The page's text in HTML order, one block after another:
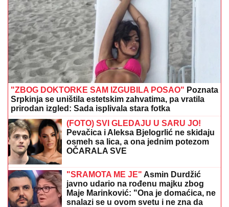
"ZBOG DOKTORKE SAM IZGUBILA POSAO" Poznata
Srpkinja se uništila estetskim zahvatima, pa vratila
prirodan izgled: Sada isplivala stara fotka
(FOTO) SVI GLEDAJU U SARU JO!
Pevačica i Aleksa Bjelogrlić ne skidaju
osmeh sa lica, a ona jednim potezom
OČARALA SVE
"SRAMOTA ME JE" Asmin Durdžić
javno udario na rođenu majku zbog
Maje Marinković: "Ona je domaćica, ne
snalazi se u ovom svetu i ne zna da